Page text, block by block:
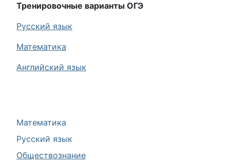
Математика
Русский язык
Обществознание
Тренировочные варианты ОГЭ
Русский язык
Математика
Английский язык